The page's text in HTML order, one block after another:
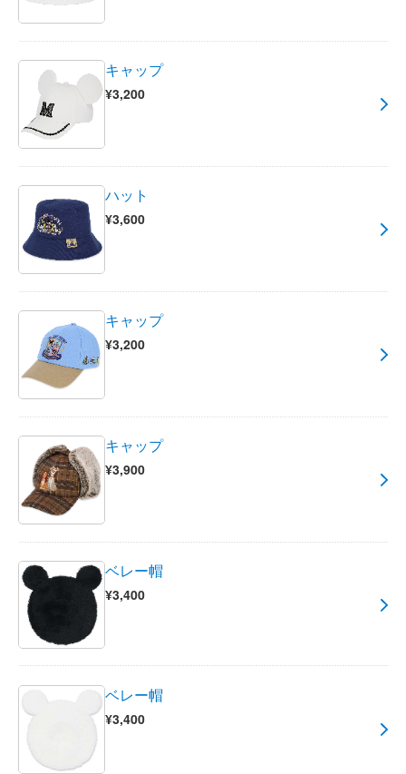
キャップ
¥3,200
ハット
¥3,600
キャップ
¥3,200
キャップ
¥3,900
ベレー帽
¥3,400
ベレー帽
¥3,400